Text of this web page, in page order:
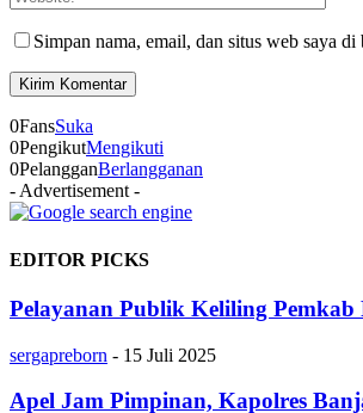
Simpan nama, email, dan situs web saya
0FansSuka
0PengikutMengikuti
0PelangganBerlangganan
- Advertisement -
EDITOR PICKS
Pelayanan Publik Keliling
sergapreborn - 15 Juli 2025
Apel Jam Pimpinan, Kapolres